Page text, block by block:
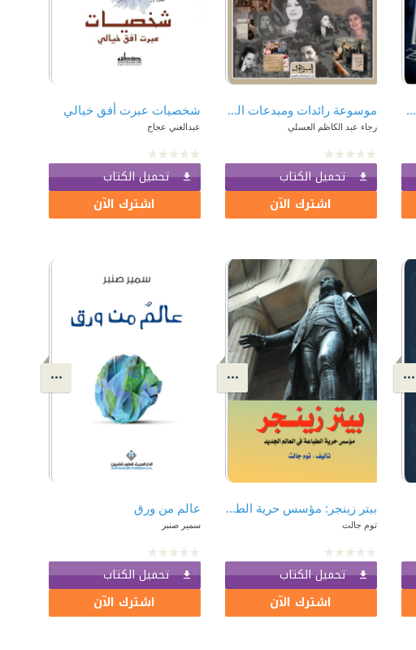
بشر مثلنا ؛ تحريف الحقائق في الشرق الأوسط موسوعة رائدات ومبدعات العراق في نصف قرن (1920-1970م)
رجاء عبد الكاظم العسلي
تحميل الكتاب
اشترك الآن
شخصيات عبرت أفق خيالي
عبدالغني عجاج
تحميل الكتاب
اشترك الآن
بيتر زينجر: مؤسس حرية الطباعة في العالم الجديد
توم جالت
تحميل الكتاب
اشترك الآن
عالم من ورق
سمير صنبر
تحميل الكتاب
اشترك الآن